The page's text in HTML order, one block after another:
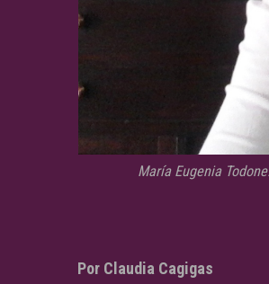
María Eugenia
Por Claudia Cagigas